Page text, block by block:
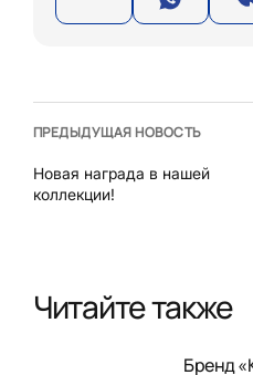
ПРЕДЫДУЩАЯ НОВОСТЬ
Новая награда в нашей
коллекции!
Читайте также
Бренд